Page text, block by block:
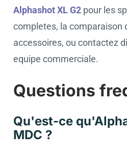
Alphashot XL G2 pour les
completes, la comparaison
accessoires, ou contactez
equipe commerciale.
Questions
Qu'est-ce
MDC ?